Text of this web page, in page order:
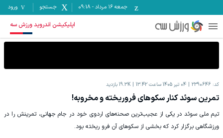
جمعه ۱۶ مرداد -
09:18 جستجو ورود
اپلیکیشن اندروید ورزش سه
کد: 2390646 04 تیر 1405 ساعت 13:42 19.3K بازدید
تمرین سوئد کنار سکوهای فروریخته و مخروبه!
تیم ملی سوئد در یکی از عجیب‌ترین صحنه‌های اردوی خود در جام جهانی، تمرینش را در
ورزشگاهی برگزار کرد که بخشی از سکوهای آن فرو ریخته بود.